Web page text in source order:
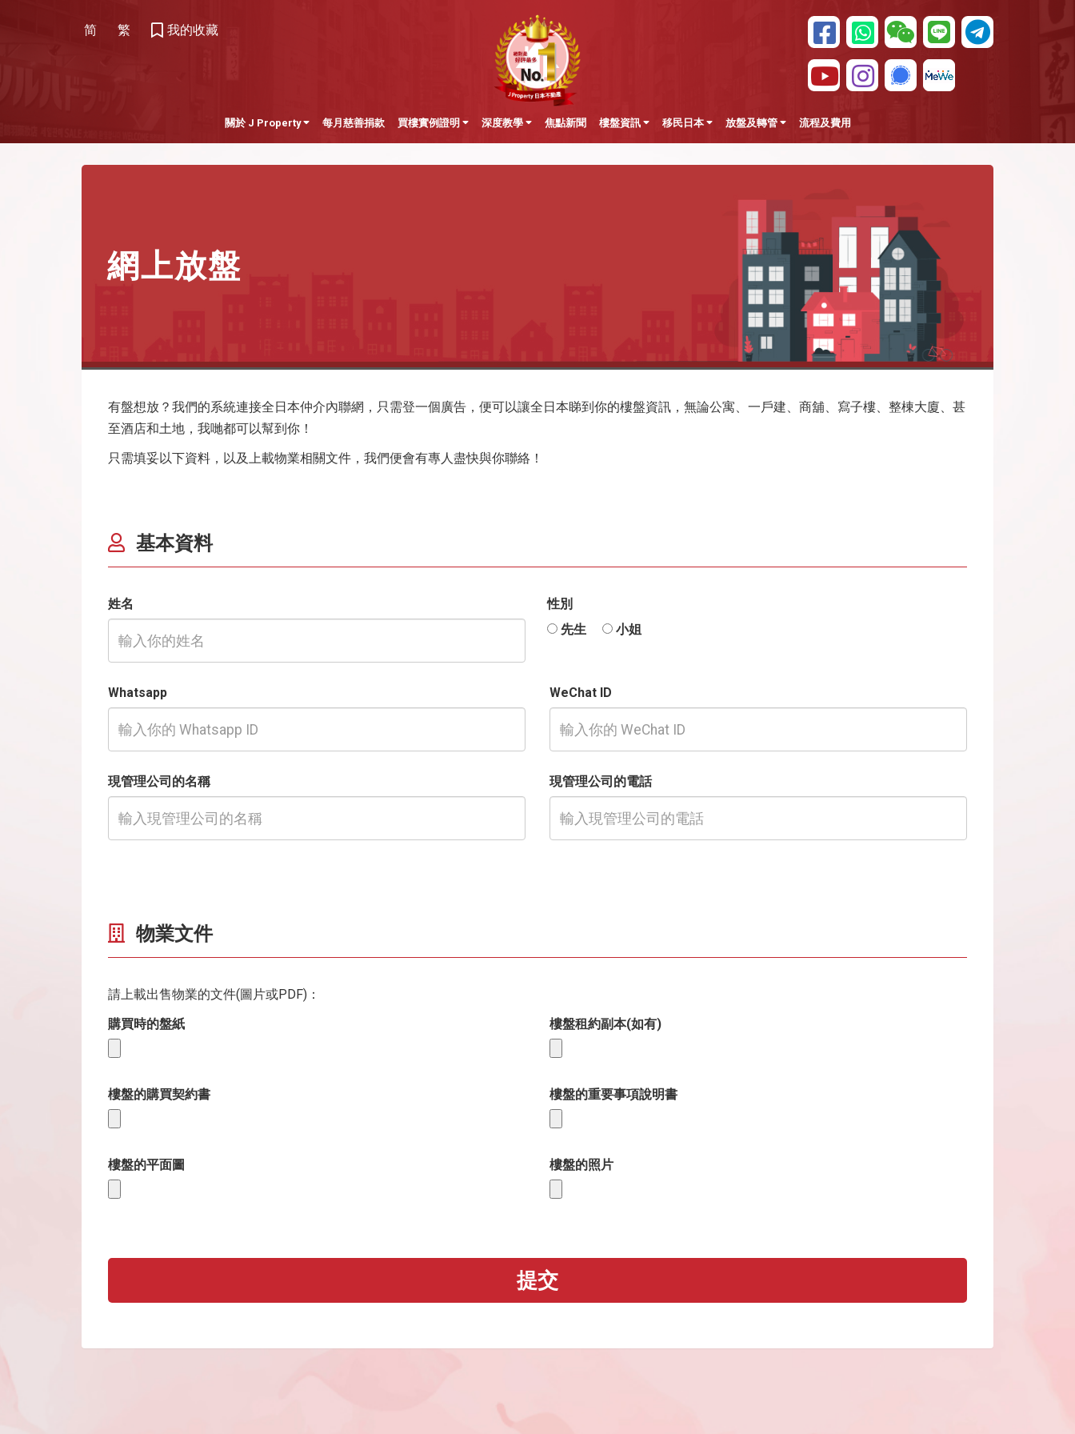
简 繁 我的收藏
關於 J Property 每月慈善捐款 買樓實例證明 深度教學 焦點新聞 樓盤資訊 移民日本 放盤及轉管 流程及費用
網上放盤
有盤想放？我們的系統連接全日本仲介內聯網，只需登一個廣告，便可以讓全日本睇到你的樓盤資訊，無論公寓、一戶建、商舖、寫子樓、整棟大廈、甚
至酒店和土地，我哋都可以幫到你！
只需填妥以下資料，以及上載物業相關文件，我們便會有專人盡快與你聯絡！
基本資料
姓名
性別
先生
小姐
Whatsapp WeChat ID
現管理公司的名稱 現管理公司的電話
物業文件
請上載出售物業的文件(圖片或PDF)：
購買時的盤紙
樓盤租約副本(如有)
樓盤的購買契約書 樓盤的重要事項說明書
樓盤的平面圖 樓盤的照片
提交